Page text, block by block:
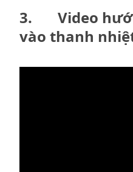
3. Video
vào thanh